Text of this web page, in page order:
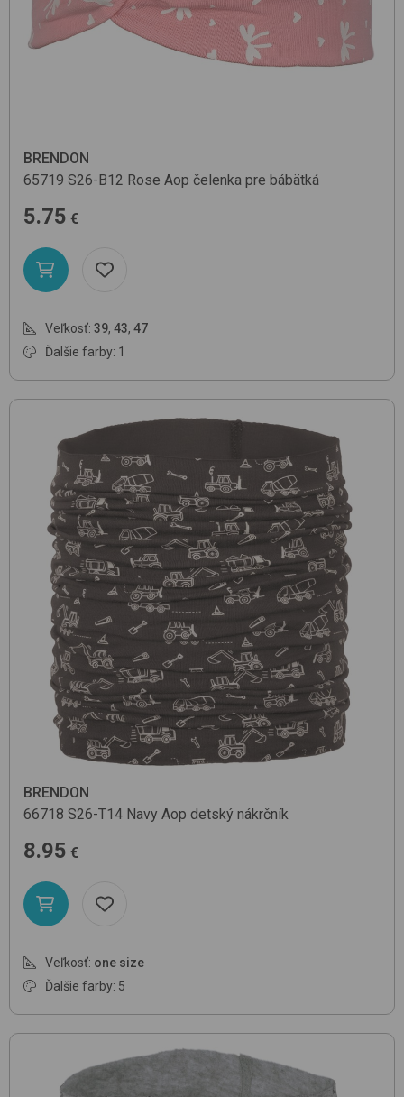
BRENDON
65719 S26-B12 Rose Aop čelenka pre bábätká
5.75 €
Veľkosť: 39, 43, 47
Ďalšie farby: 1
BRENDON
66718 S26-T14 Navy Aop detský nákrčník
8.95 €
Veľkosť: one size
Ďalšie farby: 5